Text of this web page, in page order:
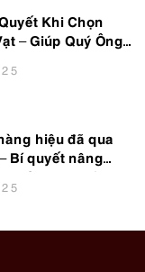
Khi Chọn
– Giúp Quý Ông
hiệu đã qua
Bí quyết nâng